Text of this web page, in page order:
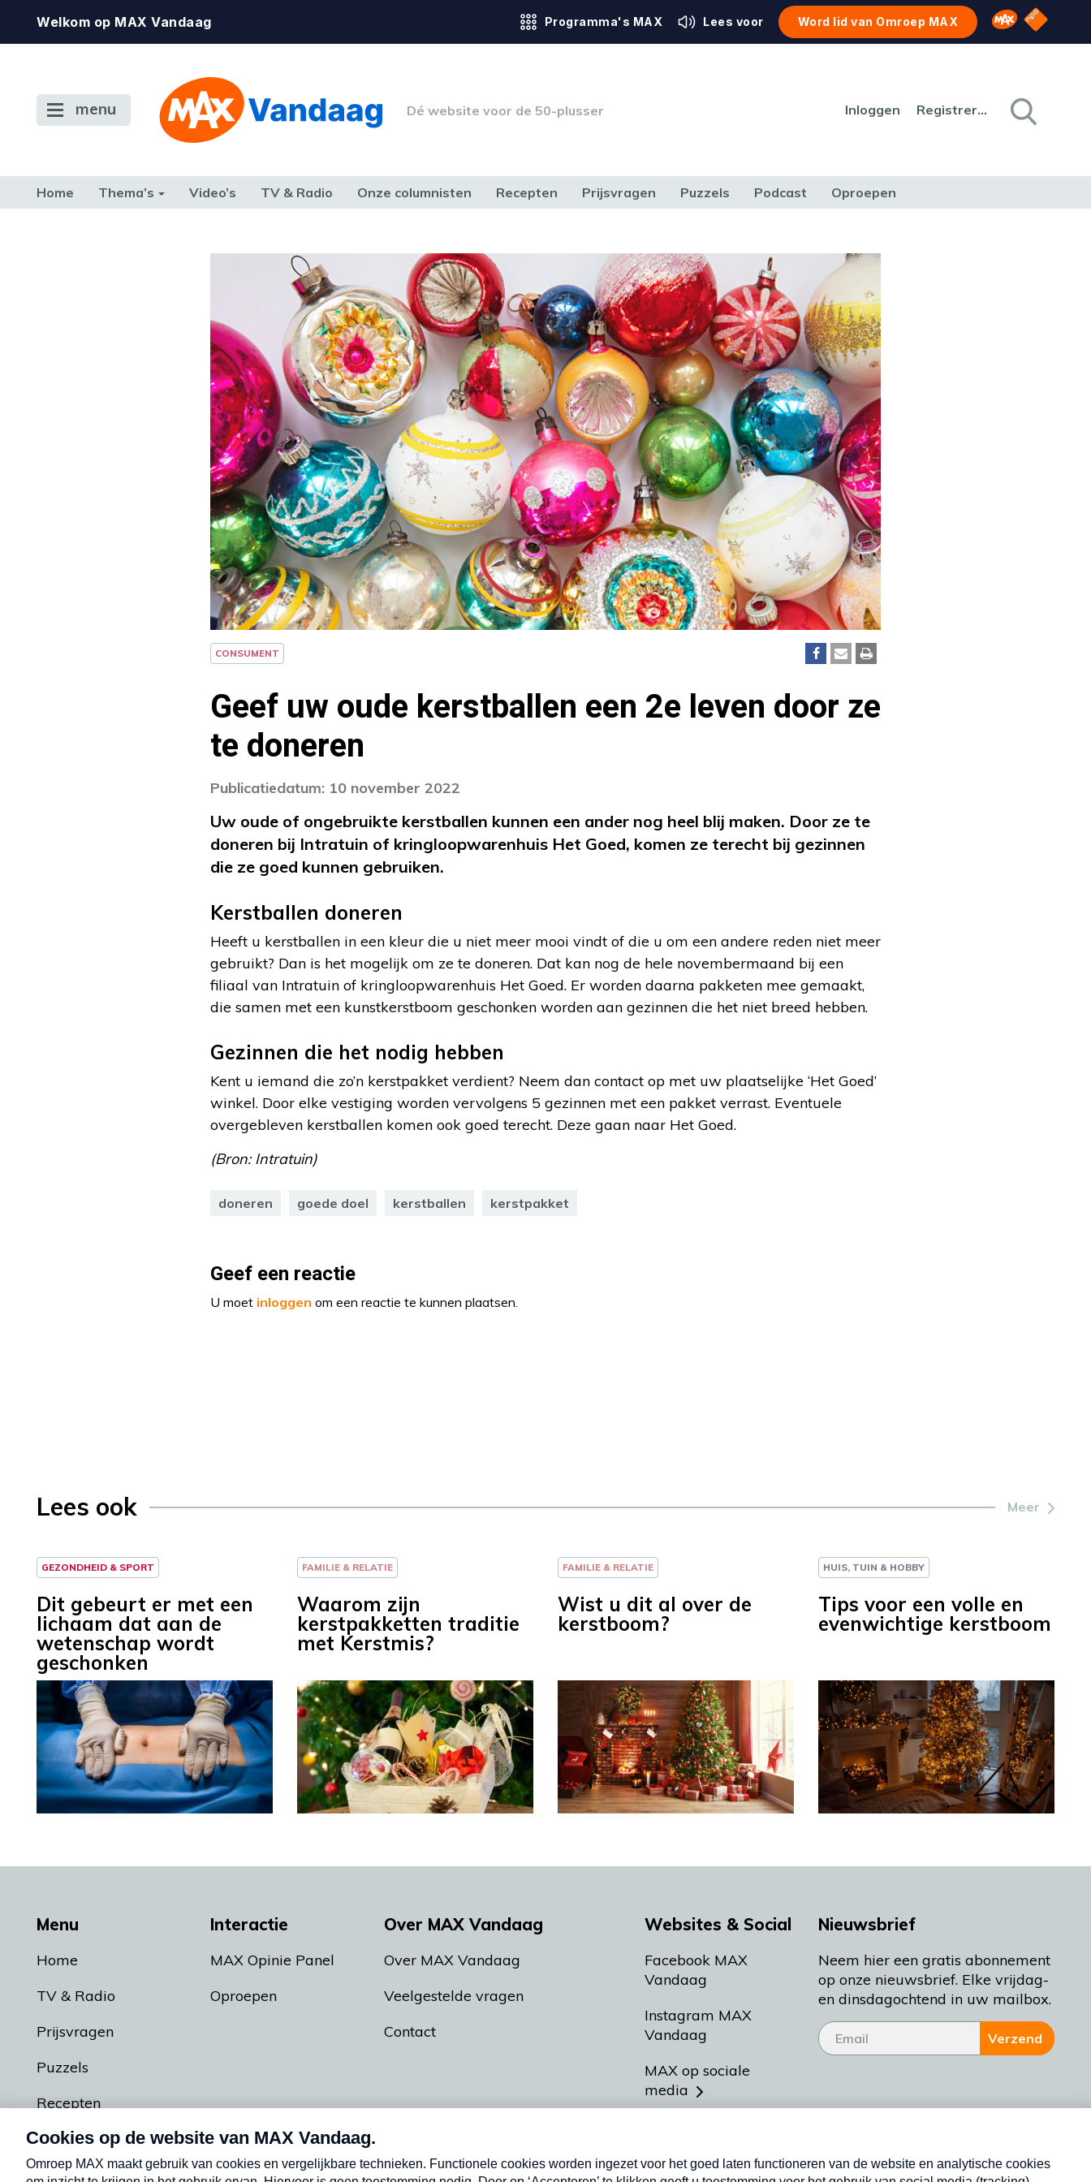
Welkom op MAX Vandaag Programma's MAX Lees voor Word lid van Omroep MAX Omroep MAX
NPO
menu Dé website voor de 50-plusser Inloggen Registreren
Home Thema’s Video’s TV & Radio Onze columnisten Recepten Prijsvragen Puzzels Podcast Oproepen
CONSUMENT
Geef uw oude kerstballen een 2e leven door ze
te doneren
Publicatiedatum: 10 november 2022
Uw oude of ongebruikte kerstballen kunnen een ander nog heel blij maken. Door ze te
doneren bij Intratuin of kringloopwarenhuis Het Goed, komen ze terecht bij gezinnen
die ze goed kunnen gebruiken.
Kerstballen doneren
Heeft u kerstballen in een kleur die u niet meer mooi vindt of die u om een andere reden niet meer
gebruikt? Dan is het mogelijk om ze te doneren. Dat kan nog de hele novembermaand bij een
filiaal van Intratuin of kringloopwarenhuis Het Goed. Er worden daarna pakketen mee gemaakt,
die samen met een kunstkerstboom geschonken worden aan gezinnen die het niet breed hebben.
Gezinnen die het nodig hebben
Kent u iemand die zo’n kerstpakket verdient? Neem dan contact op met uw plaatselijke ‘Het Goed’
winkel. Door elke vestiging worden vervolgens 5 gezinnen met een pakket verrast. Eventuele
overgebleven kerstballen komen ook goed terecht. Deze gaan naar Het Goed.
(Bron: Intratuin)
doneren goede doel kerstballen kerstpakket
Geef een reactie
U moet inloggen om een reactie te kunnen plaatsen.
Lees ook Meer
GEZONDHEID & SPORT
Dit gebeurt er met een
lichaam dat aan de
wetenschap wordt
geschonken
FAMILIE & RELATIE
Waarom zijn
kerstpakketten traditie
met Kerstmis?
FAMILIE & RELATIE
Wist u dit al over de
kerstboom?
HUIS, TUIN & HOBBY
Tips voor een volle en
evenwichtige kerstboom
Menu
Home
TV & Radio
Prijsvragen
Puzzels
Recepten
Podcasts
Interactie
MAX Opinie Panel
Oproepen
Over MAX Vandaag
Over MAX Vandaag
Veelgestelde vragen
Contact
Websites & Social
Facebook MAX
Vandaag
Instagram MAX
Vandaag
MAX op sociale
media
Meldpunt Actueel
Nieuwsbrief
Neem hier een gratis abonnement
op onze nieuwsbrief. Elke vrijdag-
en dinsdagochtend in uw mailbox.
Verzend
Nieuwsbrief